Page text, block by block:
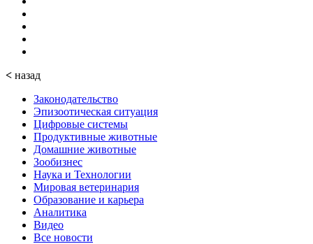
< назад
Законодательство
Эпизоотическая ситуация
Цифровые системы
Продуктивные животные
Домашние животные
Зообизнес
Наука и Технологии
Мировая ветеринария
Образование и карьера
Аналитика
Видео
Все новости